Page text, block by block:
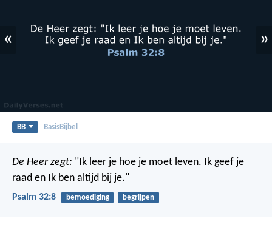
« »
BB BasisBijbel
De Heer zegt: "Ik leer je hoe je moet leven. Ik geef je
raad en Ik ben altijd bij je."
Psalm 32:8 bemoediging begrijpen